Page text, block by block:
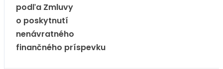
podľa Zmluvy
o poskytnutí
nenávratného
finančného príspevku